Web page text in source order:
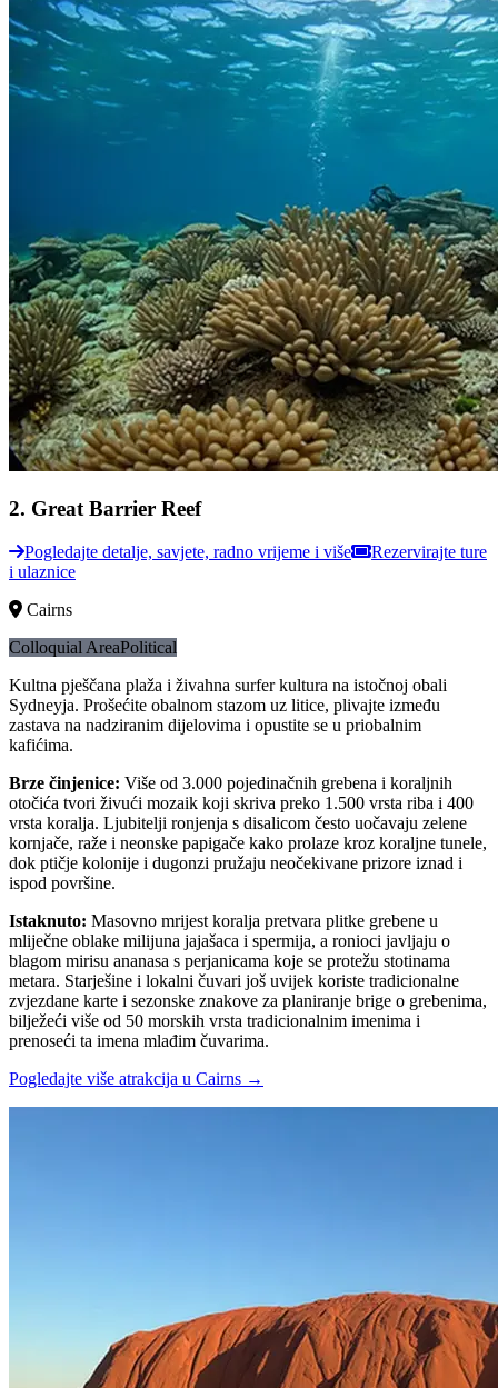
2. Great Barrier Reef
Pogledajte detalje, savjete, radno vrijeme i više
Rezervirajte ture
i ulaznice
Cairns
Colloquial AreaPolitical
Kultna pješčana plaža i živahna surfer kultura na istočnoj obali
Sydneyja. Prošećite obalnom stazom uz litice, plivajte između
zastava na nadziranim dijelovima i opustite se u priobalnim
kafićima.
Brze činjenice: Više od 3.000 pojedinačnih grebena i koraljnih
otočića tvori živući mozaik koji skriva preko 1.500 vrsta riba i 400
vrsta koralja. Ljubitelji ronjenja s disalicom često uočavaju zelene
kornjače, raže i neonske papigače kako prolaze kroz koraljne tunele,
dok ptičje kolonije i dugonzi pružaju neočekivane prizore iznad i
ispod površine.
Istaknuto: Masovno mrijest koralja pretvara plitke grebene u
mliječne oblake milijuna jajašaca i spermija, a ronioci javljaju o
blagom mirisu ananasa s perjanicama koje se protežu stotinama
metara. Starješine i lokalni čuvari još uvijek koriste tradicionalne
zvjezdane karte i sezonske znakove za planiranje brige o grebenima,
bilježeći više od 50 morskih vrsta tradicionalnim imenima i
prenoseći ta imena mlađim čuvarima.
Pogledajte više atrakcija u Cairns →